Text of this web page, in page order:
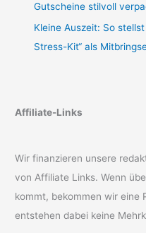
Gutscheine stilvoll
Kleine Auszeit: So
Stress-Kit“ als
Affiliate-Links
Wir finanzieren unsere
von Affiliate Links. Wenn
kommt, bekommen wir eine
entstehen dabei keine